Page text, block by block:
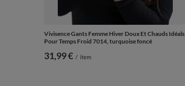
Vivisence Gants Femme Hiver Doux Et Chauds Idéals
Pour Temps Froid 7014, turquoise foncé
31,99 € / item